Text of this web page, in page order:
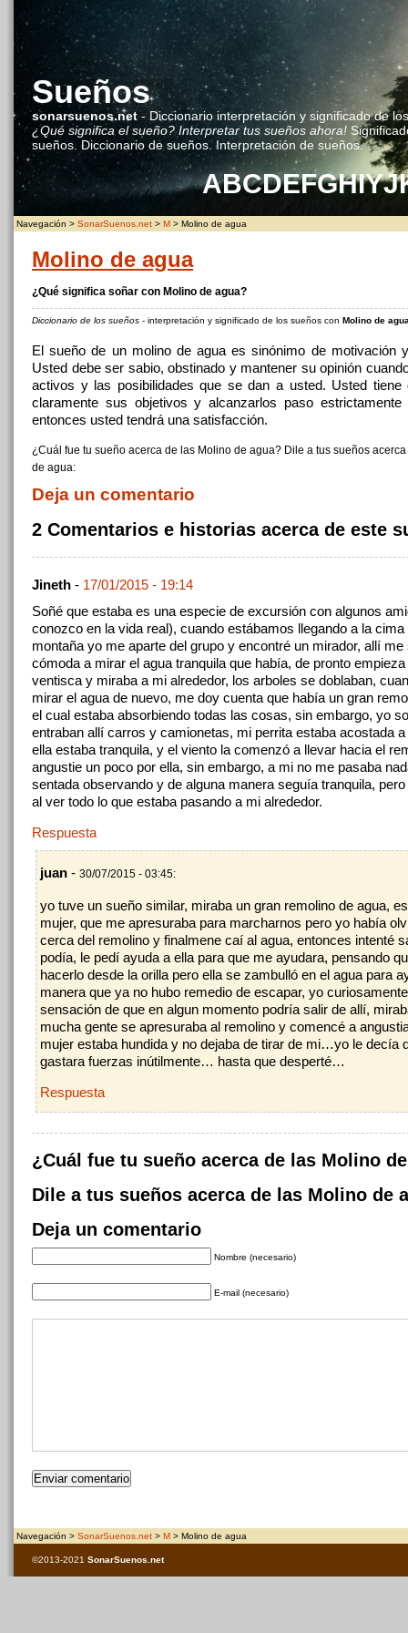
Sueños
sonarsuenos.net- Diccionario interpretación y significado de
¿Qué significa el sueño? Interpretar tus sueños ahora!
sueños. Diccionario de sueños. Interpretación de sueños.
ABCDEFGHIYJ
Navegación > SonarSuenos.net > M > Molino de agua
Molino de agua
¿Qué significa soñar con Molino de agua?
Diccionario de los sueños - interpretación y significado de los sueños con Molino de
El sueño de un molino de agua es sinónimo de motivación
Usted debe ser sabio, obstinado y mantener su opinión
activos y las posibilidades que se dan a usted. Usted tiene
claramente sus objetivos y alcanzarlos paso
entonces usted tendrá una satisfacción.
¿Cuál fue tu sueño acerca de las Molino de agua? Dile a tus sueños
de agua:
Deja un comentario
2 Comentarios e historias acerca de este
Jineth - 17/01/2015 - 19:14
Soñé que estaba es una especie de excursión con algunos
conozco en la vida real), cuando estábamos llegando a la cima
montaña yo me aparte del grupo y encontré un mirador, allí
cómoda a mirar el agua tranquila que había, de pronto
ventisca y miraba a mi alrededor, los arboles se doblaban,
mirar el agua de nuevo, me doy cuenta que había un gran
el cual estaba absorbiendo todas las cosas, sin embargo, yo
entraban allí carros y camionetas, mi perrita estaba acostada
ella estaba tranquila, y el viento la comenzó a llevar hacia el
angustie un poco por ella, sin embargo, a mi no me pasaba
sentada observando y de alguna manera seguía tranquila,
al ver todo lo que estaba pasando a mi alrededor.
Respuesta
juan - 30/07/2015 - 03:45:
yo tuve un sueño similar, miraba un gran remolino de agua,
mujer, que me apresuraba para marcharnos pero yo había
cerca del remolino y finalmene caí al agua, entonces intenté
podía, le pedí ayuda a ella para que me ayudara, pensando
hacerlo desde la orilla pero ella se zambulló en el agua para
manera que ya no hubo remedio de escapar, yo
sensación de que en algun momento podría salir de allí,
mucha gente se apresuraba al remolino y comencé a
mujer estaba hundida y no dejaba de tirar de mi…yo le decía
gastara fuerzas inútilmente… hasta que desperté…
Respuesta
¿Cuál fue tu sueño acerca de las Molino
Dile a tus sueños acerca de las Molino de
Deja un comentario
Nombre (necesario)
E-mail (necesario)
Navegación > SonarSuenos.net > M > Molino de agua
©2013-2021 SonarSuenos .net